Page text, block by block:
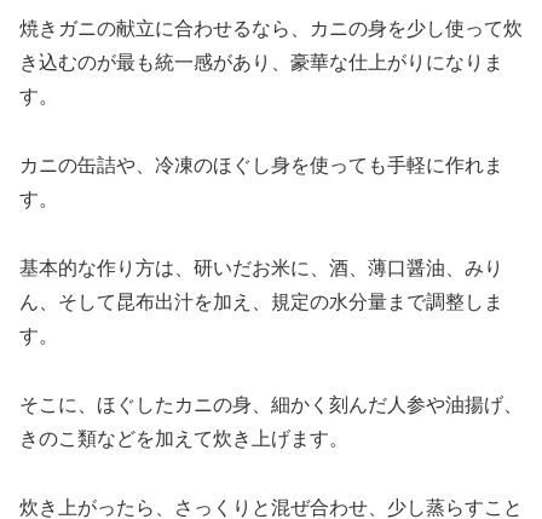
焼きガニの献立に合わせるなら、カニの身を少し使って炊
き込むのが最も統一感があり、豪華な仕上がりになりま
す。
カニの缶詰や、冷凍のほぐし身を使っても手軽に作れま
す。
基本的な作り方は、研いだお米に、酒、薄口醤油、みり
ん、そして昆布出汁を加え、規定の水分量まで調整しま
す。
そこに、ほぐしたカニの身、細かく刻んだ人参や油揚げ、
きのこ類などを加えて炊き上げます。
炊き上がったら、さっくりと混ぜ合わせ、少し蒸らすこと